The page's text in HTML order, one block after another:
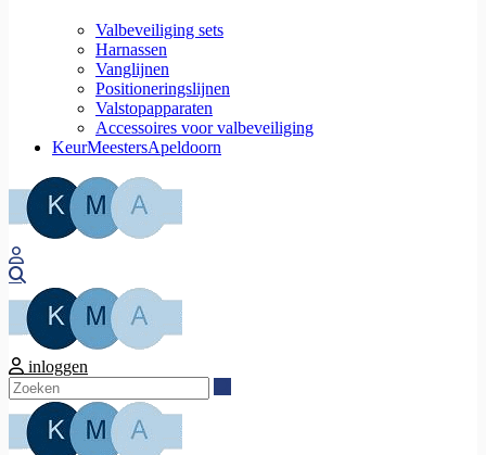
Valbeveiliging sets
Harnassen
Vanglijnen
Positioneringslijnen
Valstopapparaten
Accessoires voor valbeveiliging
KeurMeestersApeldoorn
inloggen